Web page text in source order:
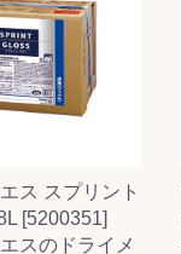
ス スプリント
[5200351]
スのドライメ